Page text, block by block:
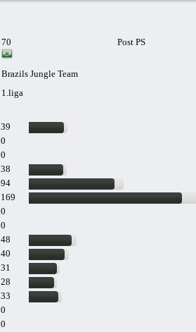
70
Post PS
Brazils Jungle Team
1.liga
39
0
0
38
94
169
0
0
48
40
31
28
33
0
0